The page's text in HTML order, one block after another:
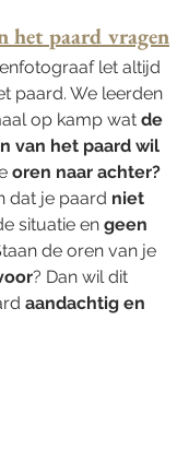
het paard vragen
let altijd
paard. We leerden
op kamp wat de
van het paard wil
oren naar achter?
dat je paard niet
situatie en geen
de oren van je
? Dan wil dit
aandachtig en